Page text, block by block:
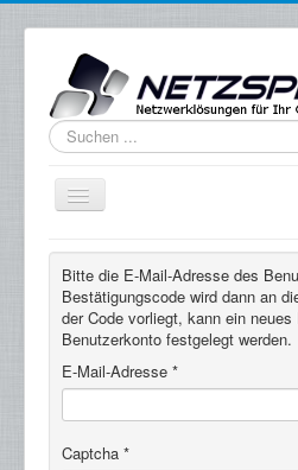
Suchen
...
Home
Fachgebiete
Impressum
Blog
Kundenservice
Datenschutz
Bitte die E-Mail-Adresse des
Bestätigungscode wird dann an
der Code vorliegt, kann ein
Benutzerkonto festgelegt werden.
E-Mail-Adresse *
Captcha *